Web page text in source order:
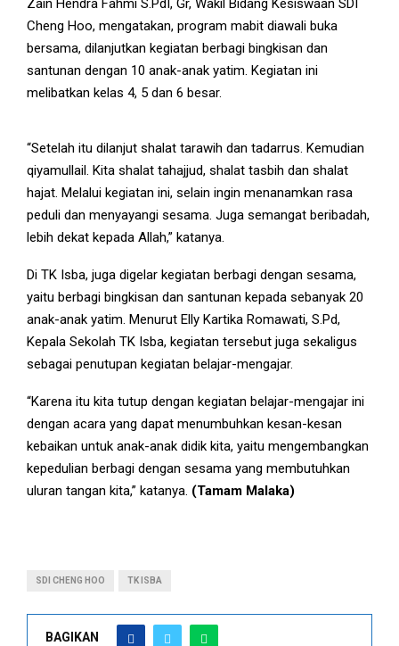
Zain Hendra Fahmi S.PdI, Gr, Wakil Bidang Kesiswaan SDI
Cheng Hoo, mengatakan, program mabit diawali buka
bersama, dilanjutkan kegiatan berbagi bingkisan dan
santunan dengan 10 anak-anak yatim. Kegiatan ini
melibatkan kelas 4, 5 dan 6 besar.
Siswa SDI Cheng Hoo melaksanakan shalat tarawih bersama
dalam kegiatan Mabit (Malam Bina Iman Takwa).
“Setelah itu dilanjut shalat tarawih dan tadarrus. Kemudian
qiyamullail. Kita shalat tahajjud, shalat tasbih dan shalat
hajat. Melalui kegiatan ini, selain ingin menanamkan rasa
peduli dan menyayangi sesama. Juga semangat beribadah,
lebih dekat kepada Allah,” katanya.
Di TK Isba, juga digelar kegiatan berbagi dengan sesama,
yaitu berbagi bingkisan dan santunan kepada sebanyak 20
anak-anak yatim. Menurut Elly Kartika Romawati, S.Pd,
Kepala Sekolah TK Isba, kegiatan tersebut juga sekaligus
sebagai penutupan kegiatan belajar-mengajar.
“Karena itu kita tutup dengan kegiatan belajar-mengajar ini
dengan acara yang dapat menumbuhkan kesan-kesan
kebaikan untuk anak-anak didik kita, yaitu mengembangkan
kepedulian berbagi dengan sesama yang membutuhkan
uluran tangan kita,” katanya. (Tamam Malaka)
SDI CHENG HOO TK ISBA
BAGIKAN